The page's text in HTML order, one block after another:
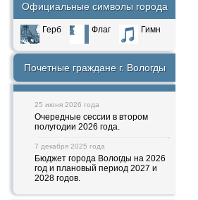
Официальные символы города
Герб Флаг Гимн
Почетные граждане г. Вологды
25 июня 2026 года
Очередные сессии в втором
полугодии 2026 года.
7 декабря 2025 года
Бюджет города Вологды на 2026
год и плановый период 2027 и
2028 годов.